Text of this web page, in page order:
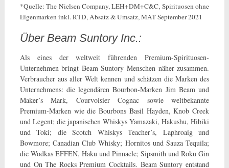
*Quelle: The Nielsen Company, LEH+DM+C&C, Spirituosen ohne
Eigenmarken inkl. RTD, Absatz & Umsatz, MAT September 2021
Über Beam Suntory Inc.:
Als eines der weltweit führenden Premium-Spirituosen-
Unternehmen bringt Beam Suntory Menschen näher zusammen.
Verbraucher aus aller Welt kennen und schätzen die Marken des
Unternehmens: die legendären Bourbon-Marken Jim Beam und
Maker’s Mark, Courvoisier Cognac sowie weltbekannte
Premium-Marken wie die Bourbons Basil Hayden, Knob Creek
und Legent; die japanischen Whiskys Yamazaki, Hakushu, Hibiki
und Toki; die Scotch Whiskys Teacher’s, Laphroaig und
Bowmore; Canadian Club Whisky; Hornitos und Sauza Tequila;
die Wodkas EFFEN, Haku und Pinnacle; Sipsmith und Roku Gin
und On The Rocks Premium Cocktails. Beam Suntory entstand